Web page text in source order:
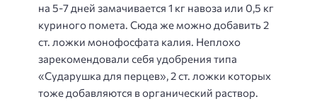
на 5-7 дней замачивается 1 кг навоза или 0,5 кг
куриного помета. Сюда же можно добавить 2
ст. ложки монофосфата калия. Неплохо
зарекомендовали себя удобрения типа
«Сударушка для перцев», 2 ст. ложки которых
тоже добавляются в органический раствор.